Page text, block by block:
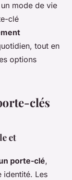
mode de vie
clé
tout en
options
clés
et
porte-clé,
identité. Les